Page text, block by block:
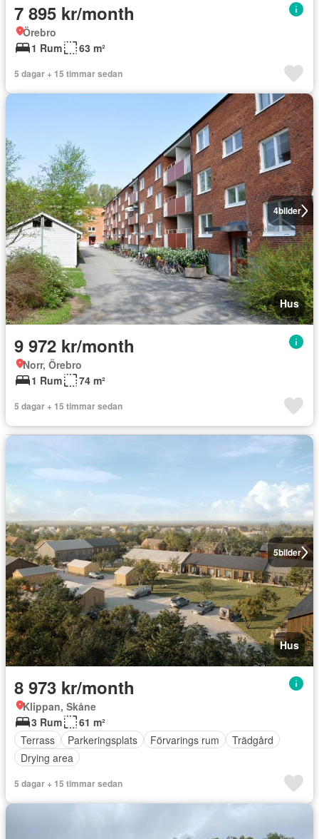
7 895 kr/month
Örebro
1 Rum
63 m²
5 dagar + 15 timmar sedan
4bilder
Hus
9 972 kr/month
Norr, Örebro
1 Rum
74 m²
5 dagar + 15 timmar sedan
5bilder
Hus
8 973 kr/month
Klippan, Skåne
3 Rum
61 m²
Terrass
Parkeringsplats Förvarings rum
Trädgård
Drying area
5 dagar + 15 timmar sedan